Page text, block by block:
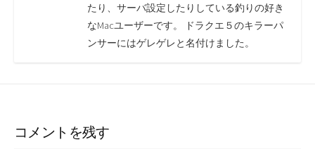
たり、サーバ設定したりしている釣りの好き
なMacユーザーです。 ドラクエ５のキラーパ
ンサーにはゲレゲレと名付けました。
コメントを残す